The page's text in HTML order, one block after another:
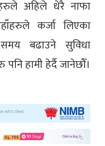
अहिले धेरै नाफा
कर्जा लिएका
बढाउने सुविधा
हामी हेर्दै जानेछौँ।